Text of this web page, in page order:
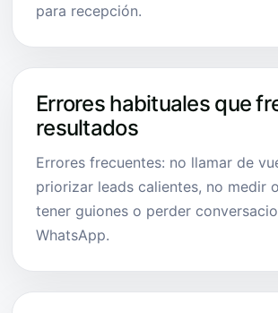
para recepción.
Errores habituales que
resultados
Errores frecuentes: no llamar de
priorizar leads calientes, no medir
tener guiones o perder
WhatsApp.